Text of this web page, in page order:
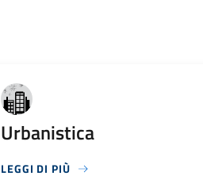
Urbanistica
LEGGI DI PIÙ